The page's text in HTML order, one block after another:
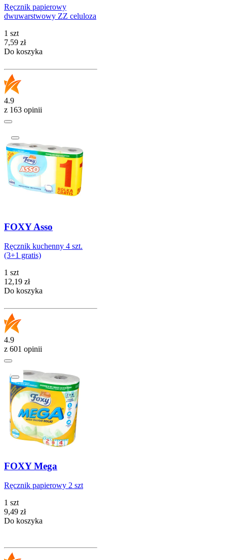
Ręcznik papierowy
dwuwarstwowy ZZ celuloza
1 szt
Cena
7,59 zł
Do koszyka
4.9
z 163 opinii
FOXY Asso
Ręcznik kuchenny 4 szt.
(3+1 gratis)
1 szt
Cena
12,19 zł
Do koszyka
4.9
z 601 opinii
FOXY Mega
Ręcznik papierowy 2 szt
1 szt
Cena
9,49 zł
Do koszyka